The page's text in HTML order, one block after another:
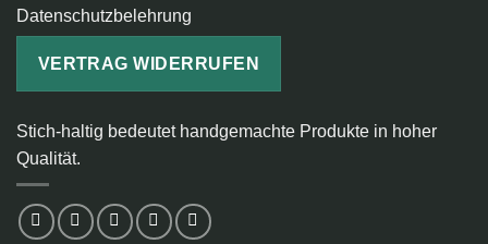
Datenschutzbelehrung
VERTRAG WIDERRUFEN
Stich-haltig bedeutet handgemachte Produkte in hoher
Qualität.